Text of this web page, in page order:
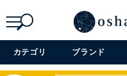
カテゴリ ブランド